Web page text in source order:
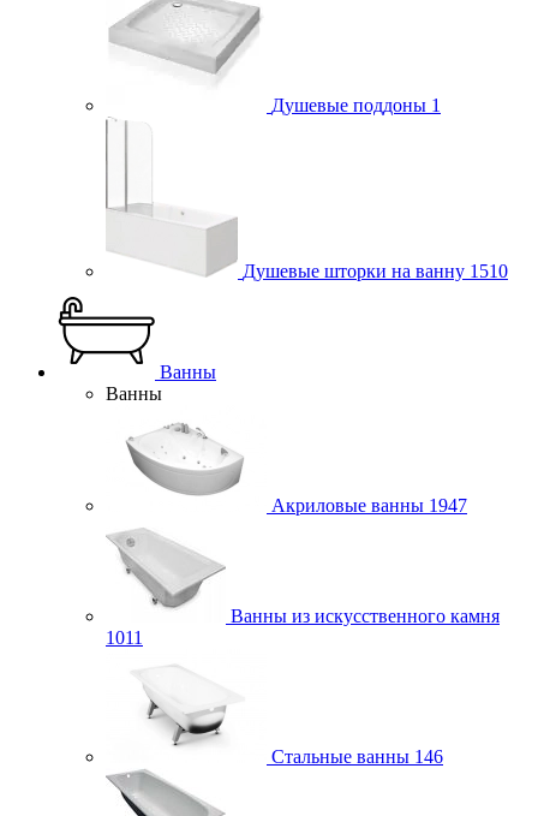
Душевые поддоны 1
Душевые шторки на ванну 1510
Ванны
Ванны
Акриловые ванны 1947
Ванны из искусственного камня
1011
Стальные ванны 146